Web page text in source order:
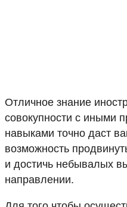
Отличное знание
совокупности с иными
навыками точно даст
возможность
и достичь небывалых
направлении.